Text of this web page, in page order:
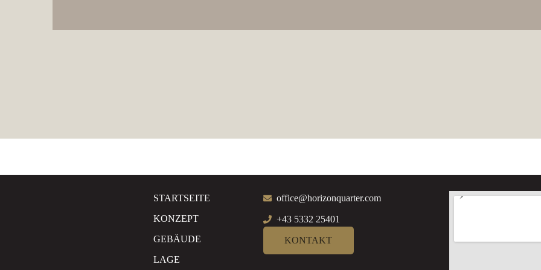
Entlastung für
STARTSEITE
KONZEPT
GEBÄUDE
LAGE
office@horizonquarter.com
+43 5332 25401
KONTAKT